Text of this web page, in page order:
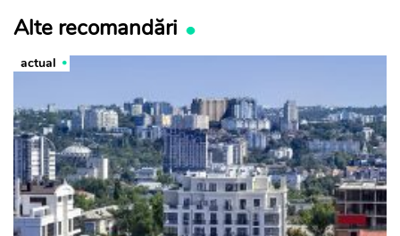
Alte recomandări
actual